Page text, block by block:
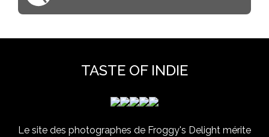
TASTE OF INDIE
Le site des photographes de Froggy's Delight mérite